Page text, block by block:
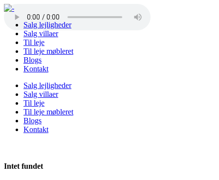
Salg lejligheder
Salg villaer
Til leje
Til leje møbleret
Blogs
Kontakt
Salg lejligheder
Salg villaer
Til leje
Til leje møbleret
Blogs
Kontakt
Intet fundet